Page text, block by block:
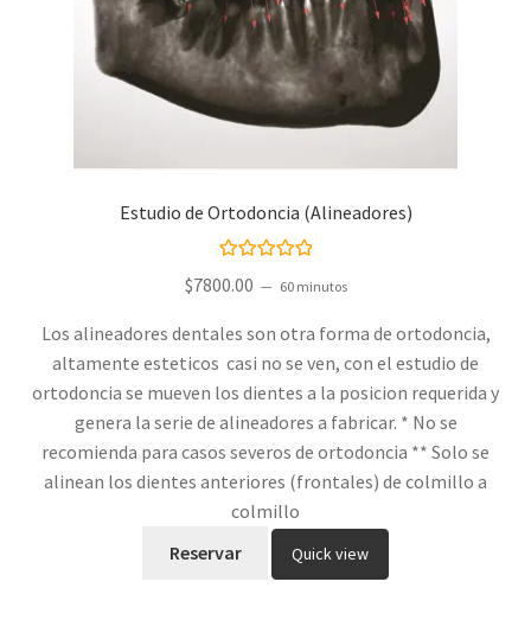
Estudio de Ortodoncia (Alineadores)
$7800.00 60 minutos
Los alineadores dentales son otra forma de ortodoncia,
altamente esteticos casi no se ven, con el estudio de
ortodoncia se mueven los dientes a la posicion requerida y
genera la serie de alineadores a fabricar. * No se
recomienda para casos severos de ortodoncia ** Solo se
alinean los dientes anteriores (frontales) de colmillo a
colmillo
Reservar
Quick view